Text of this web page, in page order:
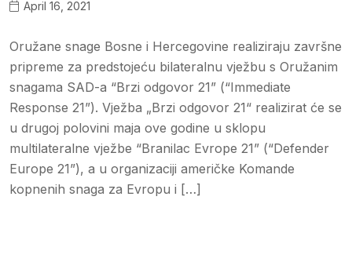
April 16, 2021
Oružane snage Bosne i Hercegovine realiziraju završne
pripreme za predstojeću bilateralnu vježbu s Oružanim
snagama SAD-a “Brzi odgovor 21” (“Immediate
Response 21”). Vježba „Brzi odgovor 21“ realizirat će se
u drugoj polovini maja ove godine u sklopu
multilateralne vježbe “Branilac Evrope 21” (“Defender
Europe 21”), a u organizaciji američke Komande
kopnenih snaga za Evropu i […]